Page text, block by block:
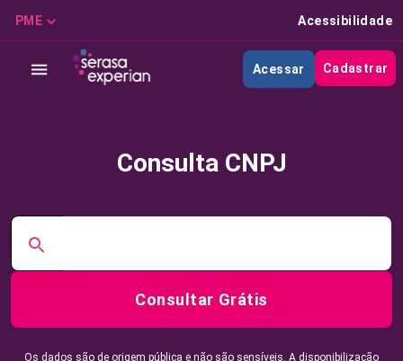
PME Acessibilidade
Acessar Cadastrar
Consulta CNPJ
Consultar Grátis
Os dados são de origem pública e não são sensíveis. A disponibilização